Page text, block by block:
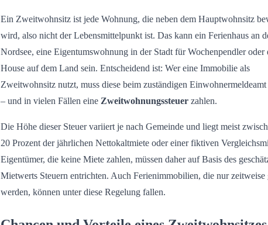
Ein Zweitwohnsitz ist jede Wohnung, die neben dem Hauptwohnsitz
wird, also nicht der Lebensmittelpunkt ist. Das kann ein Ferienhaus an
Nordsee, eine Eigentumswohnung in der Stadt für Wochenpendler oder
House auf dem Land sein. Entscheidend ist: Wer eine Immobilie als
Zweitwohnsitz nutzt, muss diese beim zuständigen Einwohnermeldeamt
– und in vielen Fällen eine Zweitwohnungssteuer zahlen.
Die Höhe dieser Steuer variiert je nach Gemeinde und liegt meist
20 Prozent der jährlichen Nettokaltmiete oder einer fiktiven
Eigentümer, die keine Miete zahlen, müssen daher auf Basis des
Mietwerts Steuern entrichten. Auch Ferienimmobilien, die nur zeitweise
werden, können unter diese Regelung fallen.